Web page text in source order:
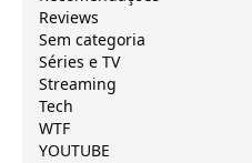
Reviews
Sem categoria
Séries e TV
Streaming
Tech
WTF
YOUTUBE